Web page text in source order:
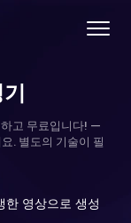
고 무료입니다! —
. 별도의 기술이 필
한 영상으로 생성